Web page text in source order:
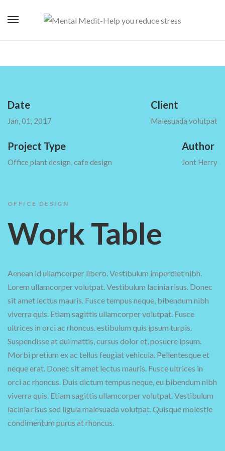
Date
Jan, 01, 2017
Client
Malesuada volutpat
Project Type
Office plant design, cafe design
Author
Jont Herry
OFFICE DESIGN
Work Table
Aenean id ullamcorper libero. Vestibulum imperdiet nibh.
Lorem ullamcorper volutpat. Vestibulum lacinia risus. Donec
sit amet lectus mauris. Fusce tempus neque, bibendum nibh
viverra quis. Etiam sagittis ullamcorper volutpat. Fusce
ultrices in orci ac rhoncus. estibulum quis ipsum turpis.
Suspendisse at dui mattis, cursus dolor et, posuere ipsum.
Morbi pretium ex ac tellus feugiat vehicula. Pellentesque et
neque erat. Donec sit amet lectus mauris. Fusce ultrices in
orci ac rhoncus. Duis dictum tempus neque, eu bibendum nibh
viverra quis. Etiam sagittis ullamcorper volutpat. Vestibulum
lacinia risus sed ligula malesuada volutpat. Quisque molestie
condimentum purus at rhoncus.